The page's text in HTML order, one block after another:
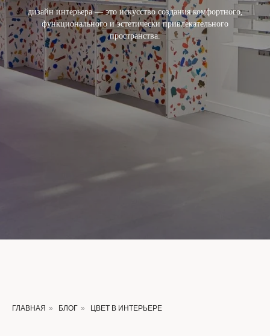
дизайн интерьера — это искусство создания комфортного,
функционального и эстетически привлекательного
пространства.
ГЛАВНАЯ » БЛОГ » ЦВЕТ В ИНТЕРЬЕРЕ